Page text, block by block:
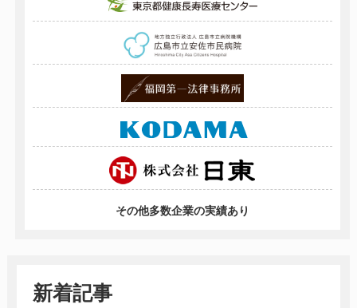
その他多数企業の実績あり
新着記事